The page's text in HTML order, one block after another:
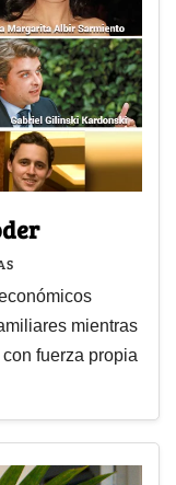
mientras
fuerza propia